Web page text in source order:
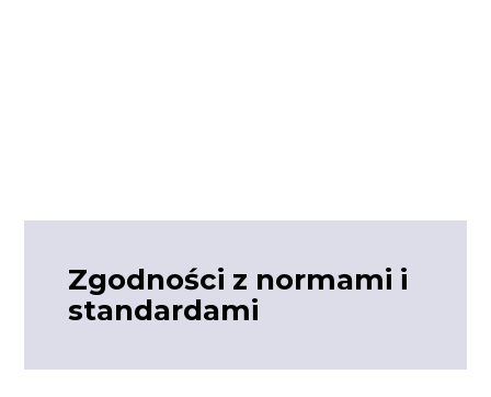
Zgodności z normami i
standardami